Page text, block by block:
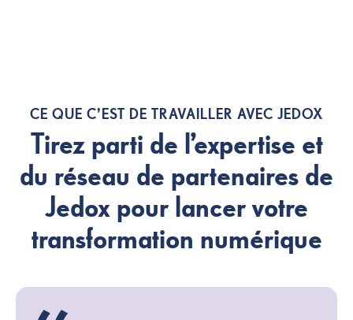
CE QUE C’EST DE TRAVAILLER AVEC JEDOX
Tirez parti de l’expertise et
du réseau de partenaires de
Jedox pour lancer votre
transformation numérique